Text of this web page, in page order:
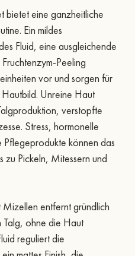
bietet eine ganzheitliche
Ein mildes
Fluid, eine ausgleichende
Peeling
vor und sorgen für
Unreine Haut
verstopfte
Stress, hormonelle
können das
zu Pickeln, Mitessern und
Mizellen entfernt gründlich
Talg, ohne die Haut
reguliert die